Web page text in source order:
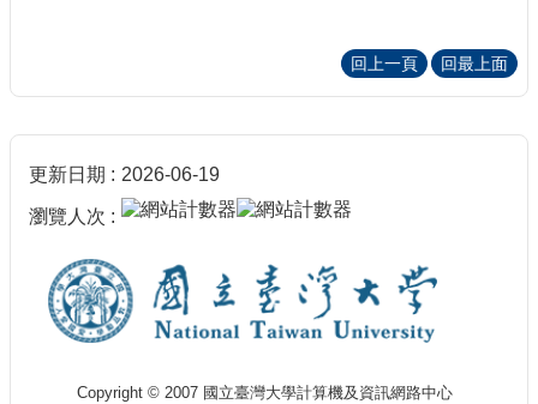
回上一頁 回最上面
更新日期 2026-06-19
瀏覽人次
Copyright © 2007 國立臺灣大學計算機及資訊網路中心